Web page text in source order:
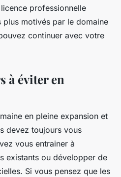
professionnelle
motivés par le domaine
continuer avec votre
à éviter en
en pleine expansion et
devez toujours vous
vous entrainer à
existants ou développer de
Si vous pensez que les